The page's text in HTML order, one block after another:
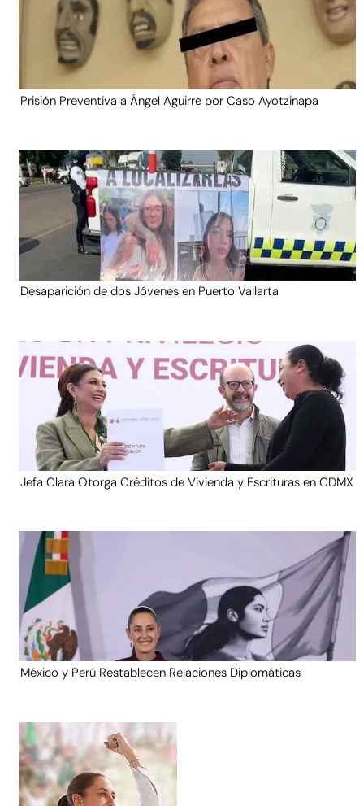
Prisión Preventiva a Ángel Aguirre por Caso Ayotzinapa
Desaparición de dos Jóvenes en Puerto Vallarta
Jefa Clara Otorga Créditos de Vivienda y Escrituras en CDMX
México y Perú Restablecen Relaciones Diplomáticas